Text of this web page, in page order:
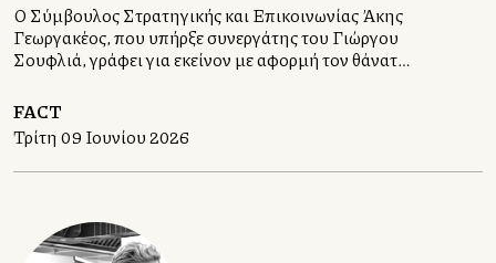
Ο Σύμβουλος Στρατηγικής και Επικοινωνίας Άκης
Γεωργακέλλος, που υπήρξε συνεργάτης του Γιώργου
Σουφλιά, γράφει για εκείνον με αφορμή τον θάνατό
FACT
Τρίτη 09 Ιουνίου 2026